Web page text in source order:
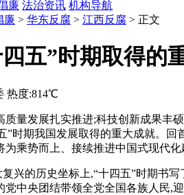
廉 法治资讯 机构导航
廉 > 华东反腐 > 江西反腐 > 正文
五”时期取得的
热度:814℃
质量发展扎实推进;科技创新成果丰
”时期我国发展取得的重大成就。
为乘势而上、接续推进中国式现代
兴的历史坐标上,“十四五”时期书
党中央团结带领全党全国各族人民,